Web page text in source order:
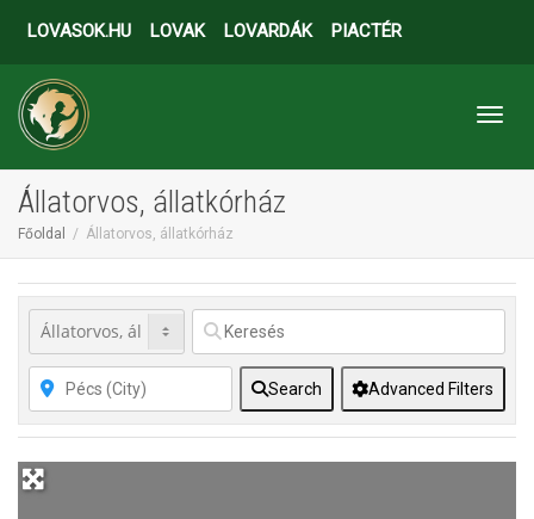
LOVASOK.HU LOVAK LOVARDÁK PIACTÉR
Állatorvos, állatkórház
Főoldal Állatorvos, állatkórház
Search Advanced Filters